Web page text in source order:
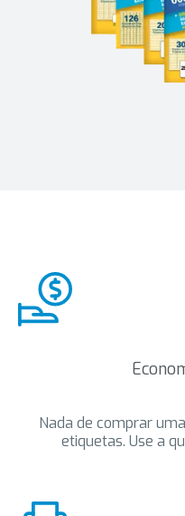
Nada de comprar
etiquetas. Use a